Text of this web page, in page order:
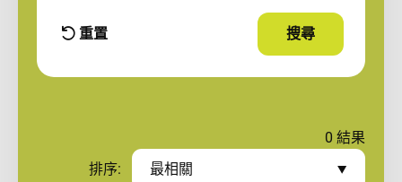
篩選條件
重置 使用篩選條件
搜尋
0 結果
排序:
最相關